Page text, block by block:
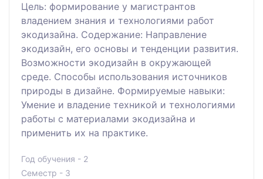
Цель: формирование у магистрантов
владением знания и технологиями работ
экодизайна. Содержание: Направление
экодизайн, его основы и тенденции развития.
Возможности экодизайн в окружающей
среде. Способы использования источников
природы в дизайне. Формируемые навыки:
Умение и владение техникой и технологиями
работы с материалами экодизайна и
применить их на практике.
Год обучения - 2
Семестр - 3